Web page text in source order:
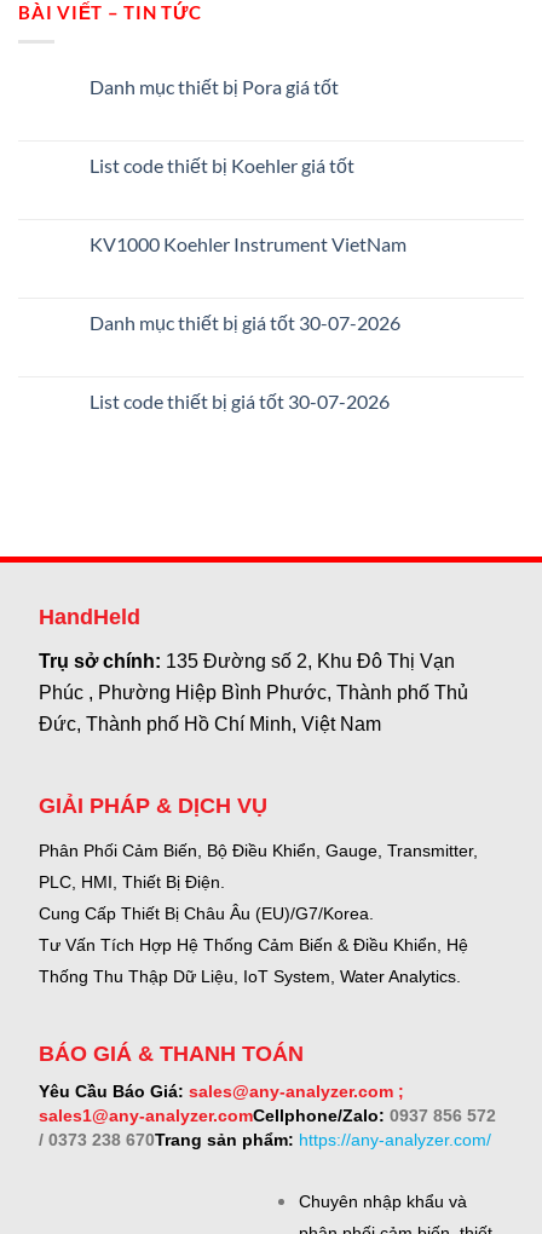
BÀI VIẾT – TIN TỨC
Danh mục thiết bị Pora giá tốt
List code thiết bị Koehler giá tốt
KV1000 Koehler Instrument VietNam
Danh mục thiết bị giá tốt 30-07-2026
List code thiết bị giá tốt 30-07-2026
HandHeld
Trụ sở chính: 135 Đường số 2, Khu Đô Thị Vạn
Phúc , Phường Hiệp Bình Phước, Thành phố Thủ
Đức, Thành phố Hồ Chí Minh, Việt Nam
GIẢI PHÁP & DỊCH VỤ
Phân Phối Cảm Biến, Bộ Điều Khiển, Gauge, Transmitter,
PLC, HMI, Thiết Bị Điện.
Cung Cấp Thiết Bị Châu Âu (EU)/G7/Korea.
Tư Vấn Tích Hợp Hệ Thống Cảm Biến & Điều Khiển, Hệ
Thống Thu Thập Dữ Liệu, IoT System, Water Analytics.
BÁO GIÁ & THANH TOÁN
Yêu Cầu Báo Giá: sales@any-analyzer.com ;
sales1@any-analyzer.comCellphone/Zalo: 0937 856 572
/ 0373 238 670Trang sản phẩm: https://any-analyzer.com/
Chuyên nhập khẩu và